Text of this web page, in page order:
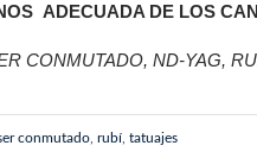
ADECUADA DE LOS
CONMUTADO, ND-YAG,
conmutado rubí tatuajes